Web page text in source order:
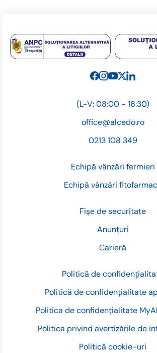
Fișe de securitate
Anunțuri
Carieră
Politică de
Politică de confidențialitate
Politica de confidențialitate
Politica privind avertizările de
Politică cookie-uri
(L-V: 08:00 - 16:30)
office@alcedo.ro
0213 108 349
Echipă vânzări fermieri
Echipă vânzări